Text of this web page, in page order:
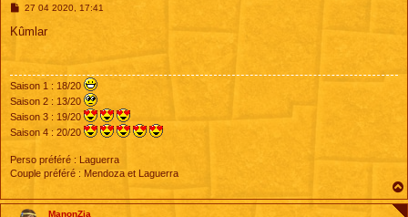
M
s
27 04 2020, 17:41
Kûmlar
Saison 1 : 18/20
Saison 2 : 13/20
Saison 3 : 19/20
Saison 4 : 20/20
Perso préféré : Laguerra
Couple préféré : Mendoza et Laguerra
ManonZia